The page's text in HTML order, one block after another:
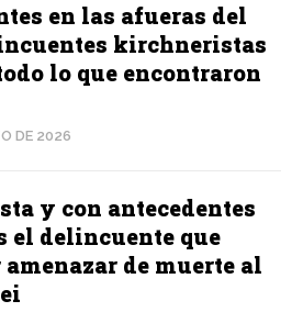
en las afueras del
kirchneristas
lo que encontraron
DE 2026
y con antecedentes
el delincuente que
de muerte al